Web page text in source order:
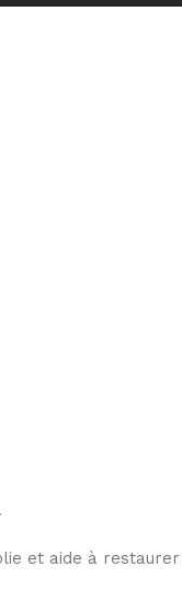
et aide à